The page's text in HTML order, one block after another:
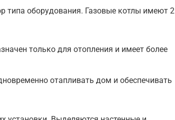
типа оборудования. Газовые котлы имеют 2
только для отопления и имеет более
отапливать дом и обеспечивать